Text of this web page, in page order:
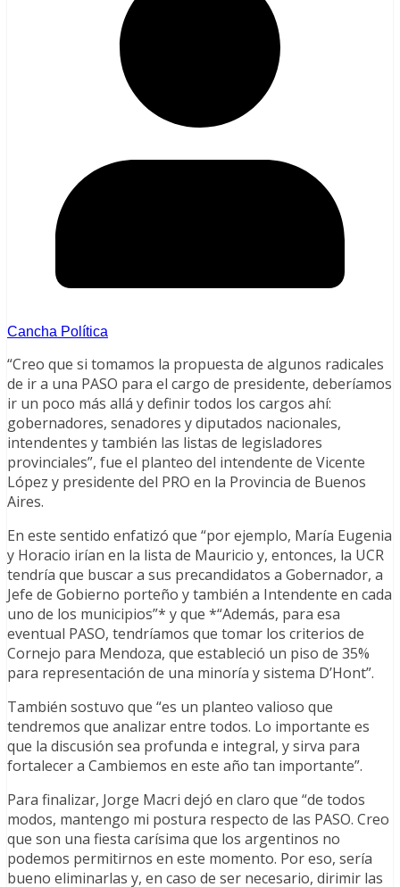
Cancha Política
“Creo que si tomamos la propuesta de algunos radicales
de ir a una PASO para el cargo de presidente, deberíamos
ir un poco más allá y definir todos los cargos ahí:
gobernadores, senadores y diputados nacionales,
intendentes y también las listas de legisladores
provinciales”, fue el planteo del intendente de Vicente
López y presidente del PRO en la Provincia de Buenos
Aires.
En este sentido enfatizó que “por ejemplo, María Eugenia
y Horacio irían en la lista de Mauricio y, entonces, la UCR
tendría que buscar a sus precandidatos a Gobernador, a
Jefe de Gobierno porteño y también a Intendente en cada
uno de los municipios”* y que *“Además, para esa
eventual PASO, tendríamos que tomar los criterios de
Cornejo para Mendoza, que estableció un piso de 35%
para representación de una minoría y sistema D’Hont”.
También sostuvo que “es un planteo valioso que
tendremos que analizar entre todos. Lo importante es
que la discusión sea profunda e integral, y sirva para
fortalecer a Cambiemos en este año tan importante”.
Para finalizar, Jorge Macri dejó en claro que “de todos
modos, mantengo mi postura respecto de las PASO. Creo
que son una fiesta carísima que los argentinos no
podemos permitirnos en este momento. Por eso, sería
bueno eliminarlas y, en caso de ser necesario, dirimir las